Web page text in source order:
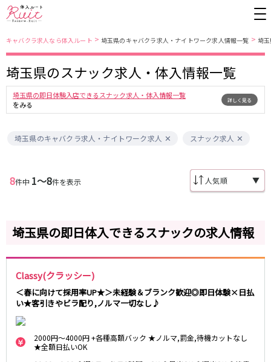
キャバクラ求人なら体入ルート > 埼玉県のキャバクラ求人・ナイトワーク求人情報一覧 > 埼
埼玉県のスナック求人・体入情報一覧
埼玉県の即日体験入店できるスナック求人・体入情報一覧
をみる
詳しく見る
埼玉県のキャバクラ求人・ナイトワーク求人 スナック求人
8件中 1〜8件を表示 ▼
埼玉県の即日体入できるスナックの求人情報
Classy(クラッシー)
＜春に向けて採用率UP★＞未経験＆ブランク歓迎◎即日体験×日払
い★客引きやビラ配り,ノルマ一切なし♪
2000円～4000円 +各種高額バック ★ノルマ,罰金,待機カットなし
★全額日払いOK
東京都
吉祥寺
町田
五反田
八王子
練馬
六本木
品川・大井町・大森
秋葉原
中野
恵比寿
赤坂
小岩・新小岩
自由が丘・学芸大学
三軒茶屋・二子玉川
下北沢・経堂
東京メトロ日比谷線
恵比寿駅
六本木駅
練馬駅
門前仲町駅
東中野駅
飯田橋駅
麻布十番駅
勝どき駅
豊島園駅
千葉駅
錦糸町駅